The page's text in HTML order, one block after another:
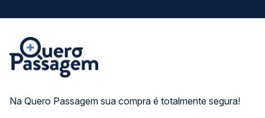
Na Quero Passagem sua compra é totalmente segura!